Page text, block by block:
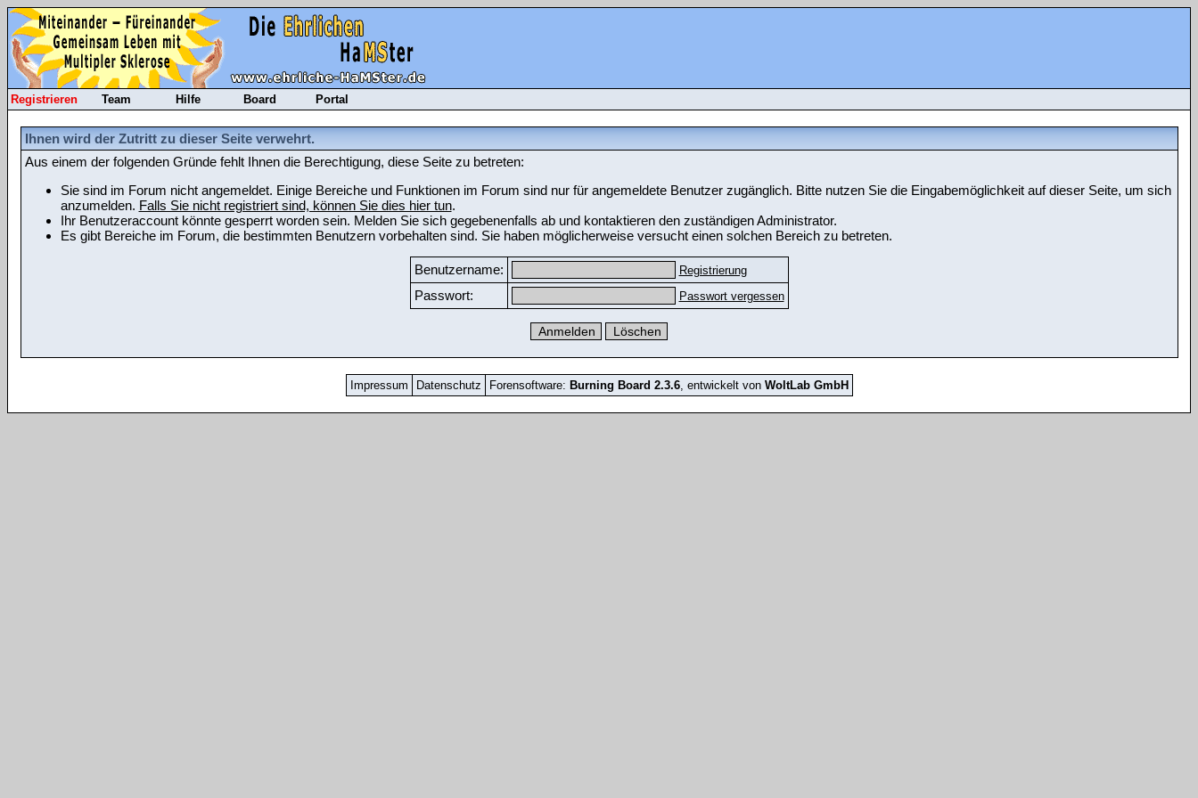
Registrieren Team Hilfe Board Portal
Ihnen wird der Zutritt zu dieser Seite verwehrt.
Aus einem der folgenden Gründe fehlt Ihnen die Berechtigung, diese Seite zu betreten:
Sie sind im Forum nicht angemeldet. Einige Bereiche und Funktionen im Forum sind nur für angemeldete Benutzer zugänglich. Bitte nutzen Sie die Eingabemöglichkeit auf dieser Seite, um sich
anzumelden. Falls Sie nicht registriert sind, können Sie dies hier tun.
Ihr Benutzeraccount könnte gesperrt worden sein. Melden Sie sich gegebenenfalls ab und kontaktieren den zuständigen Administrator.
Es gibt Bereiche im Forum, die bestimmten Benutzern vorbehalten sind. Sie haben möglicherweise versucht einen solchen Bereich zu betreten.
Benutzername: Registrierung
Passwort: Passwort vergessen
Impressum Datenschutz Forensoftware: Burning Board 2.3.6, entwickelt von WoltLab GmbH